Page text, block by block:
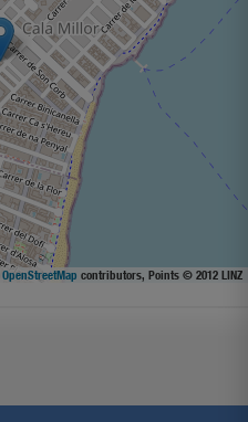
OpenStreetMap contributors, Points © 2012 LINZ